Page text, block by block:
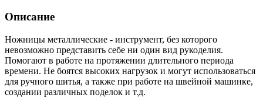
Описание
Ножницы металлические - инструмент, без которого
невозможно представить себе ни один вид рукоделия.
Помогают в работе на протяжении длительного периода
времени. Не боятся высоких нагрузок и могут использоваться
для ручного шитья, а также при работе на швейной машинке,
создании различных поделок и т.д.